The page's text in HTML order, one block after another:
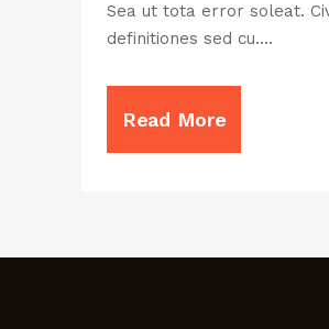
Sea ut tota error soleat.
definitiones sed cu....
Read More